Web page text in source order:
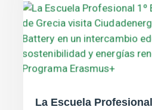
La Escuela